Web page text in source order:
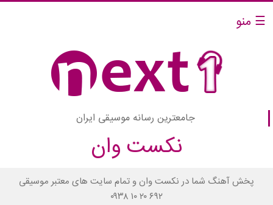
☰ منو
جامعترین رسانه موسیقی ایران
نکست وان
پخش آهنگ شما در نکست وان و تمام سایت های معتبر موسیقی
۰۹۳۸ ۱۰ ۲۰ ۶۹۲